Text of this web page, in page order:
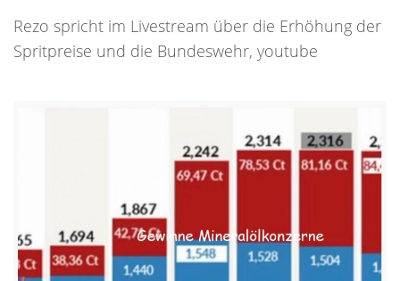
Rezo spricht im Livestream über die Erhöhung der
Spritpreise und die Bundeswehr, youtube